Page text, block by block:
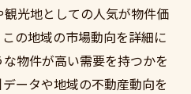
光地としての人気が物件価
の地域の市場動向を詳細に
物件が高い需要を持つかを
ータや地域の不動産動向を